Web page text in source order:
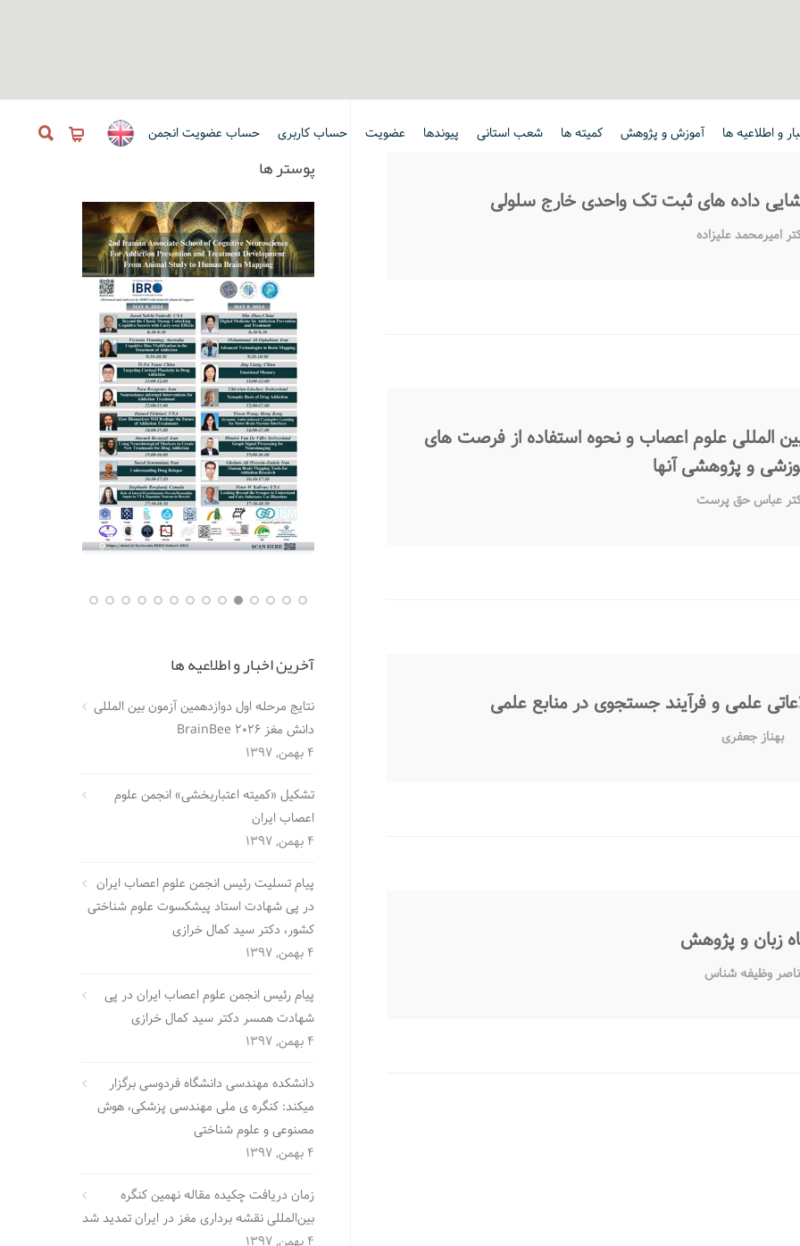
و اطلاعیه ها آموزش و پژوهش کمیته ها شعب استانی پیوندها عضویت حساب کاربری حساب عضویت انجمن
داده های ثبت تک واحدی خارج سلولی
امیرمحمد علیزاده
المللی علوم اعصاب و نحوه استفاده از فرصت های
و پژوهشی آنها
عباس حق پرست
علمی و فرآیند جستجوی در منابع علمی
بهناز جعفری
زبان و پژوهش
ناصر وظیفه شناس
پوستر ها
آخرین اخبار و اطلاعیه ها
نتایج مرحله اول دوازدهمین آزمون بین المللی
دانش مغز BrainBee 2026
4 بهمن, 1397
تشکیل «کمیته اعتباربخشی» انجمن علوم
اعصاب ایران
4 بهمن, 1397
پیام تسلیت رئیس انجمن علوم اعصاب ایران
در پی شهادت استاد پیشکسوت علوم شناختی
کشور، دکتر سید کمال خرازی
4 بهمن, 1397
پیام رئیس انجمن علوم اعصاب ایران در پی
شهادت همسر دکتر سید کمال خرازی
4 بهمن, 1397
دانشکده مهندسی دانشگاه فردوسی برگزار
میکند: کنگره ی ملی مهندسی پزشکی، هوش
مصنوعی و علوم شناختی
4 بهمن, 1397
زمان دریافت چکیده مقاله نهمین کنگره
بین‌المللی نقشه برداری مغز در ایران تمدید شد
4 بهمن, 1397